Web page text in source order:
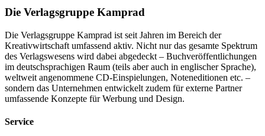
Die Verlagsgruppe Kamprad
Die Verlagsgruppe Kamprad ist seit Jahren im Bereich der
Kreativwirtschaft umfassend aktiv. Nicht nur das gesamte Spektrum
des Verlagswesens wird dabei abgedeckt – Buchveröffentlichungen
im deutschsprachigen Raum (teils aber auch in englischer Sprache),
weltweit angenommene CD-Einspielungen, Noteneditionen etc. –
sondern das Unternehmen entwickelt zudem für externe Partner
umfassende Konzepte für Werbung und Design.
Service